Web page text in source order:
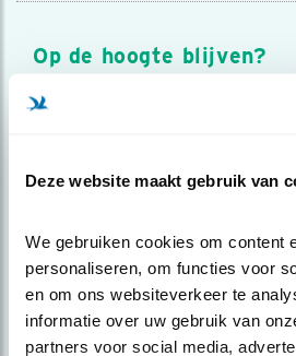
Deze website maakt gebruik van
We gebruiken cookies om content
personaliseren, om functies voor
en om ons websiteverkeer te
informatie over uw gebruik van
partners voor social media,
Op de hoogte blijven?
Meld je aan en ontvang nieuws,
over vogels en activiteiten van